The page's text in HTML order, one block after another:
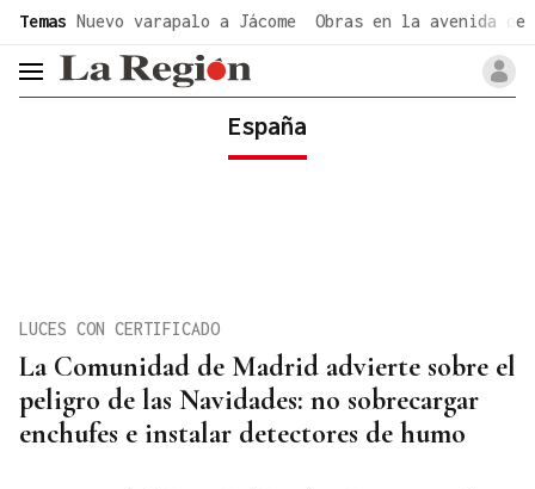
Temas Nuevo varapalo a Jácome Obras en la avenida de
header.menu.open
España
La Comunidad de Madrid advierte sobre el
peligro de las Navidades: no sobrecargar
enchufes e instalar detectores de humo
LUCES CON CERTIFICADO